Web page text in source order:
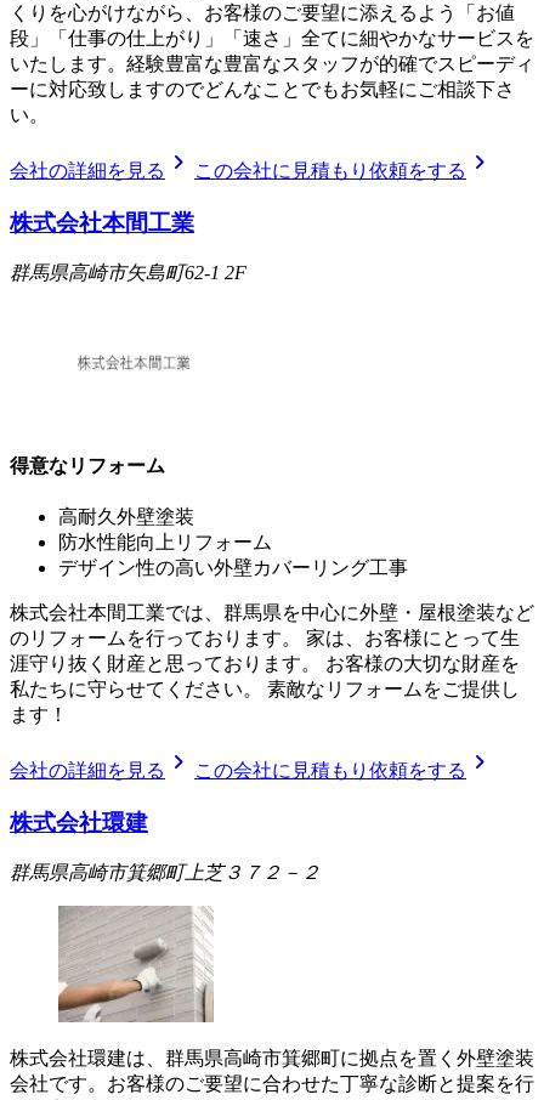
くりを心がけながら、お客様のご要望に添えるよう「お値
段」「仕事の仕上がり」「速さ」全てに細やかなサービスを
いたします。経験豊富な豊富なスタッフが的確でスピーディ
ーに対応致しますのでどんなことでもお気軽にご相談下さ
い。
会社の詳細を見る chevron_right この会社に見積もり依頼をする chevron_right
株式会社本間工業
群馬県高崎市矢島町62-1 2F
得意なリフォーム
高耐久外壁塗装
防水性能向上リフォーム
デザイン性の高い外壁カバーリング工事
株式会社本間工業では、群馬県を中心に外壁・屋根塗装など
のリフォームを行っております。 家は、お客様にとって生
涯守り抜く財産と思っております。 お客様の大切な財産を
私たちに守らせてください。 素敵なリフォームをご提供し
ます！
会社の詳細を見る chevron_right この会社に見積もり依頼をする chevron_right
株式会社環建
群馬県高崎市箕郷町上芝３７２－２
株式会社環建は、群馬県高崎市箕郷町に拠点を置く外壁塗装
会社です。お客様のご要望に合わせた丁寧な診断と提案を行